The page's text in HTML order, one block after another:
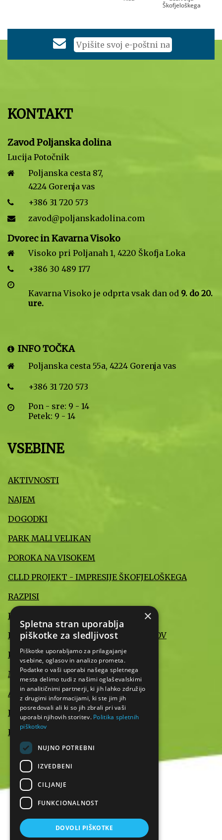
Škofjeloškega
KONTAKT
Zavod Poljanska dolina
Lucija Potočnik
Poljanska cesta 87,
4224 Gorenja vas
+386 31 720 573
zavod@poljanskadolina.com
Dvorec in Kavarna Visoko
Visoko pri Poljanah 1, 4220 Škofja Loka
+386 30 489 177
Kavarna Visoko je odprta vsak dan od 9. do 20.
ure.
INFO TOČKA
Poljanska cesta 55a, 4224 Gorenja vas
+386 31 720 573
Pon - sre: 9 - 14
Petek: 9 - 14
VSEBINE
AKTIVNOSTI
NAJEM
DOGODKI
PARK MALI VELIKAN
POROKA NA VISOKEM
CLLD PROJEKT - IMPRESIJE ŠKOFJELOŠKEGA
RAZPISI
INFORMACIJE JAVNEGA ZNAČAJA
IZJAVA O VARSTVU OSEBNIH PODATKOV
POMEMBNE INFORMACIJE
MEDIJI O NAS
AKTUALNO
IZJAVA O DOSTOPNOSTI
KONTAKT
×
Spletna stran uporablja
piškotke za sledljivost
Piškotke uporabljamo za prilagajanje
vsebine, oglasov in analizo prometa.
Podatke o vaši uporabi našega spletnega
mesta delimo tudi z našimi oglaševalskimi
in analitičnimi partnerji, ki jih lahko združijo
z drugimi informacijami, ki ste jim jih
posredovali ali ki so jih zbrali pri vaši
uporabi njihovih storitev. Politika spletnih
piškotkov
NUJNO POTREBNI
IZVEDBENI
CILJANJE
FUNKCIONALNOST
DOVOLI PIŠKOTKE